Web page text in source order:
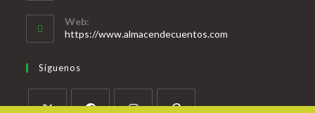
Web:
https://www.almacendecuentos.com
Síguenos